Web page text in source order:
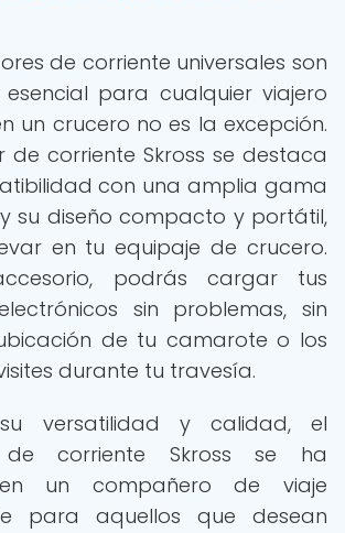
de corriente universales son
para cualquier viajero
un crucero no es la excepción.
corriente Skross se destaca
con una amplia gama
su diseño compacto y portátil,
en tu equipaje de crucero.
podrás cargar tus
sin problemas, sin
de tu camarote o los
durante tu travesía.
versatilidad y calidad, el
corriente Skross se ha
un compañero de viaje
para aquellos que desean